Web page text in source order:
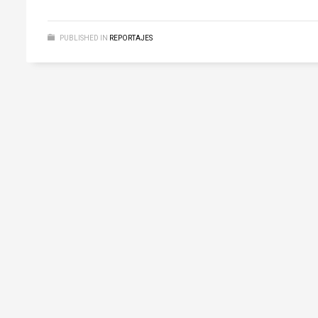
PUBLISHED IN REPORTAJES